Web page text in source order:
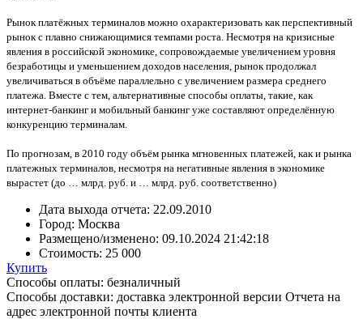
Рынок платёжных терминалов можно охарактеризовать как перспективный
рынок с плавно снижающимися темпами роста. Несмотря на кризисные
явления в российской экономике, сопровождаемые увеличением уровня
безработицы и уменьшением доходов населения, рынок продолжал
увеличиваться в объёме параллельно с увеличением размера среднего
платежа. Вместе с тем, альтернативные способы оплаты, такие, как
интернет-банкинг и мобильный банкинг уже составляют определённую
конкуренцию терминалам.
По прогнозам, в 2010 году объём рынка мгновенных платежей, как и рынка
платежных терминалов, несмотря на негативные явления в экономике
вырастет (до … млрд. руб. и … млрд. руб. соответственно)
Дата выхода отчета: 22.09.2010
Город: Москва
Размещено/изменено: 09.10.2024 21:42:18
Стоимость: 25 000
Купить
Способы оплаты: безналичный
Способы доставки: доставка электронной версии Отчета на
адрес электронной почты клиента